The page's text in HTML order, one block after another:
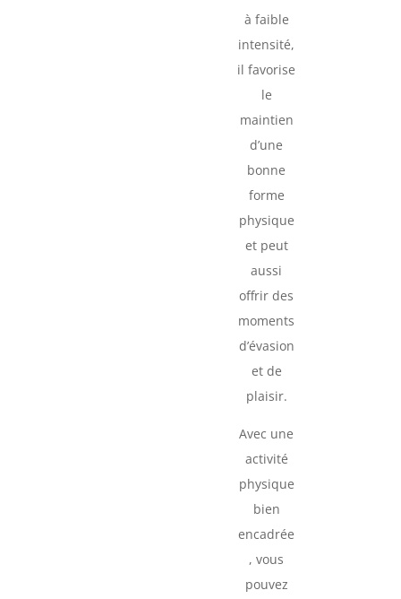
à faible
intensité,
il favorise
le
maintien
d’une
bonne
forme
physique
et peut
aussi
offrir des
moments
d’évasion
et de
plaisir.
Avec une
activité
physique
bien
encadrée
, vous
pouvez